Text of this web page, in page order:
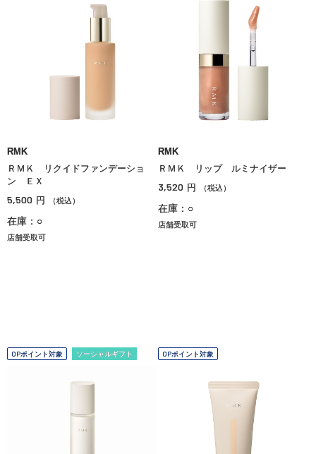
RMK
ＲＭＫ リクイドファンデーショ
ン ＥＸ
5,500 円 （税込）
在庫：○
店舗受取可
RMK
ＲＭＫ リップ ルミナイザー
3,520 円 （税込）
在庫：○
店舗受取可
OPポイント対象 ソーシャルギフト OPポイント対象